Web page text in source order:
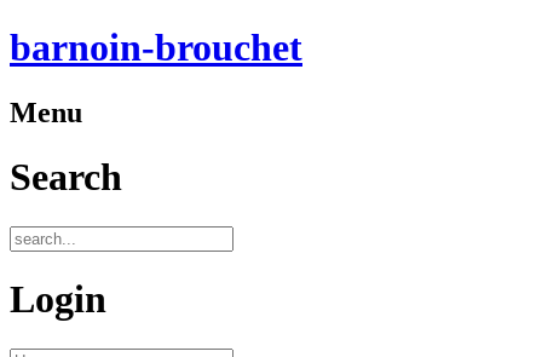
barnoin-brouchet
Menu
Search
Login